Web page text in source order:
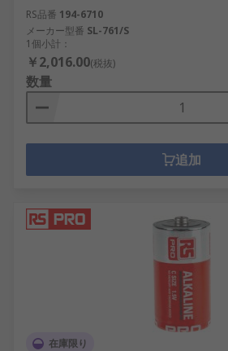
RS品番 194-6710
メーカー型番 SL-761/S
1個小計：
￥2,016.00(税抜)
数量
追加
在庫限り